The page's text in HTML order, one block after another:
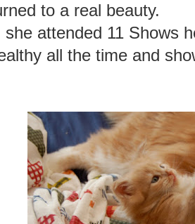
to a real beauty.
she attended 11 Shows
all the time and